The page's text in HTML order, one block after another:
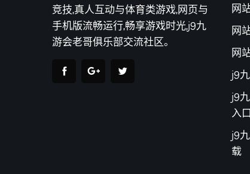
竞技,真人互动与体育类游戏,网页与
手机版流畅运行,畅享游戏时光,j9九
游会老哥俱乐部交流社区。
网
网
网
j9
j9
入口
j9
载